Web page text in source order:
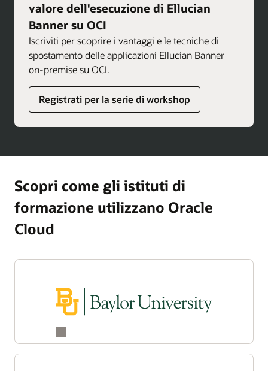
valore dell'esecuzione di Ellucian
Banner su OCI
Iscriviti per scoprire i vantaggi e le tecniche di
spostamento delle applicazioni Ellucian Banner
on-premise su OCI.
Registrati per la serie di workshop
Scopri come gli istituti di
formazione utilizzano Oracle
Cloud